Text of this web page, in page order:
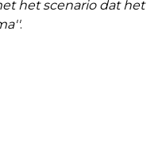
het scenario dat het
.